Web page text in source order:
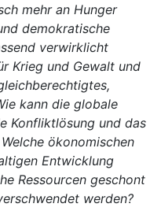
mehr an Hunger
demokratische
verwirklicht
Krieg und Gewalt und
kann die globale
Konfliktlösung und das
ökonomischen
Entwicklung
Ressourcen geschont
werden?